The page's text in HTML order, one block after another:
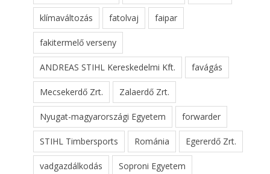
klímaváltozás fatolvaj faipar
fakitermelő verseny
ANDREAS STIHL Kereskedelmi Kft. favágás
Mecsekerdő Zrt. Zalaerdő Zrt.
Nyugat-magyarországi Egyetem forwarder
STIHL Timbersports Románia Egererdő Zrt.
vadgazdálkodás Soproni Egyetem